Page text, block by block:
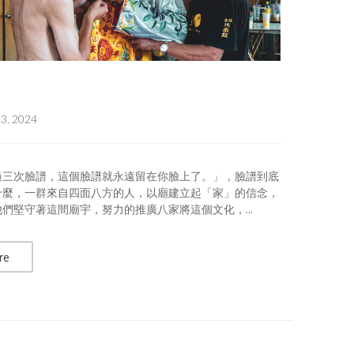
2024
次臉譜，這個臉譜就永遠留在你臉上了。」，臉譜到底
，一群來自四面八方的人，以廟建立起「家」的信念，
堅守著這間廟宇，努力的推廣八家將這個文化，...